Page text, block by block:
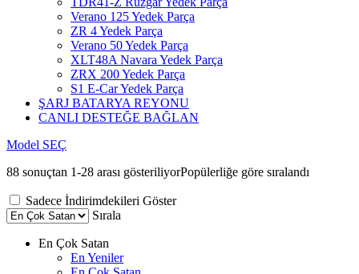
Verano 125 Yedek Parça
ZR 4 Yedek Parça
Verano 50 Yedek Parça
XLT48A Navara Yedek Parça
ZRX 200 Yedek Parça
S1 E-Car Yedek Parça
ŞARJ BATARYA REYONU
CANLI DESTEĞE BAĞLAN
Model SEÇ
88 sonuçtan 1-28 arası gösteriliyorPopülerliğe göre sıralandı
Sadece İndirimdekileri Göster
Sırala
En Çok Satan
En Yeniler